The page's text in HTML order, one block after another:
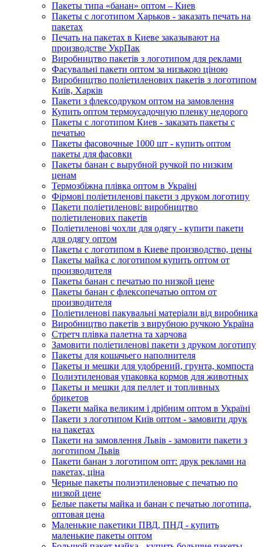
Пакеты типа «банан» оптом – Киев
Пакеты с логотипом Харьков - заказать печать на
пакетах
Печать на пакетах в Киеве заказывают на
производстве УкрПак
Виробництво пакетів з логотипом для реклами
Фасувальні пакети оптом за низькою ціною
Виробництво поліетиленових пакетів з логотипом
Київ, Харків
Пакети з флексодруком оптом на замовлення
Купить оптом термоусадочную пленку недорого
Пакеты с логотипом Киев - заказать пакеты с
печатью
Пакеты фасовочные 1000 шт - купить оптом
пакеты для фасовки
Пакеты банан с вырубной ручкой по низким
ценам
Термозбіжна плівка оптом в Україні
Фірмові поліетиленові пакети з друком логотипу
Пакети поліетиленові: виробництво
поліетиленових пакетів
Поліетиленові чохли для одягу - купити пакети
для одягу оптом
Пакеты с логотипом в Киеве производство, цены
Пакеты майка с логотипом купить оптом от
производителя
Пакеты банан с печатью по низкой цене
Пакеты банан с флексопечатью оптом от
производителя
Поліетиленові пакувальні матеріали від виробника
Виробництво пакетів з вирубною ручкою Україна
Стретч плівка палетна та харчова
Замовити поліетиленові пакети з друком логотипу
Пакеты для кошачьего наполнителя
Пакеты и мешки для удобрений, грунта, компоста
Полиэтиленовая упаковка кормов для животных
Пакеты и мешки для пеллет и топливных
брикетов
Пакети майка великим і дрібним оптом в Україні
Пакети з логотипом Київ оптом - замовити друк
на пакетах
Пакети на замовлення Львів - замовити пакети з
логотипом Львів
Пакети банан з логотипом опт: друк реклами на
пакетах, ціна
Черные пакеты полиэтиленовые с печатью по
низкой цене
Белые пакеты майка и банан с печатью логотипа,
оптовая цена
Маленькие пакетики ПВД, ПНД - купить
маленькие пакеты оптом